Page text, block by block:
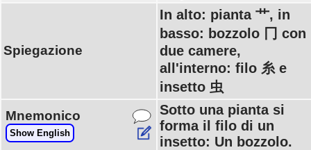
Spiegazione
In alto: pianta 艹, in
basso: bozzolo 冂 con
due camere,
all'interno: filo 糸 e
insetto 虫
Mnemonico
Show English
Sotto una pianta si
forma il filo di un
insetto: Un bozzolo.